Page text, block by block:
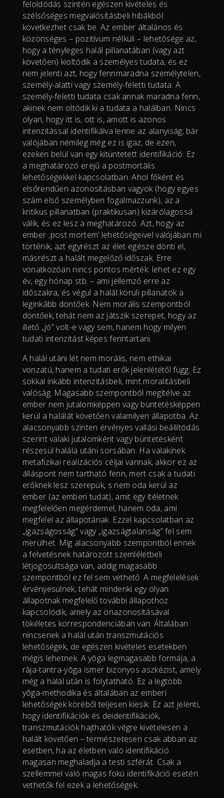
feloldódás szintén egészen kivételes és
szélsőséges megvalósításbeli hibákból
következhet csak be. Az ember általános és
közönséges – pozitívum nélküli – lehetősége az,
hogy a tényleges halál pillanatában (vagy azt
követően) kioltódik a személyes tudata, és ez
nem jelenti azt, hogy fennmaradna személytelen,
személy-alatti vagy személy-feletti tudata. A
személy-feletti tudata csak annak maradna fenn,
akinek nem oltódik ki a tudata a halálban. Nincs
olyan, hogy itt is, ott is, amott is azonos
intenzitással identifikálva lenne az alanyiság; bár
valójában némileg még ez is igaz, de ezen,
ezeken belül van egy kitüntetett identifikáció. Ez
a meghatározó erejű a postmortālis
lehetőségekkel kapcsolatban. Ahol főként és
elsőrendűen azonosításban vagyok (hogy egyes
szám első személyben fogalmazzunk), az a
kritikus pillanatban (praktikusan) kizárólagossá
válik, és ez lesz a meghatározó. Azt, hogy az
ember ‚post mortem’ lehetőségeivel valójában mi
történik, azt egyrészt az élet egésze dönti el,
másrészt a halált megelőző időszak. Erre
vonatkozóan nincs pontos mérték: lehet ez egy
év, egy hónap stb. – ami jellemző erre az
időszakra, és végül a halál körüli pillanatok a
leginkább döntőek. Nem morális szempontból
döntőek, tehát nem az játszik szerepet, hogy az
illető „jó” volt-e vagy sem, hanem hogy milyen
tudati intenzitást képes fenntartani.
A halál utáni lét nem morális, nem ethikai
vonzatú, hanem a tudati erők jelenlététől függ. Ez
sokkal inkább intenzitásbeli, mint moralitásbeli
valóság. Magasabb szempontból megítélve az
ember nem jutalomképpen vagy büntetésképpen
kerül a halálát követően valamilyen állapotba. Az
alacsonyabb szinten érvényes vallási beállítódás
szerint valaki jutalomként vagy büntetésként
részesül halála utáni sorsában. Ha valakinek
metafizikai realizációs céljai vannak, akkor ez az
álláspont nem tartható fenn, mert csak a tudati
erőknek lesz szerepük, s nem oda kerül az
ember (az emberi tudat), amit egy ítéletnek
megfelelően megérdemel, hanem oda, ami
megfelel az állapotának. Ezzel kapcsolatban az
„igazságosság” vagy „igazságtalanság” fel sem
merülhet. Míg alacsonyabb szempontból ennek
a felvetésnek határozott szemléletbeli
létjogosultsága van, addig magasabb
szempontból ez fel sem vethető. A megfelelések
érvényesülnek; tehát mindenki egy olyan
állapotnak megfelelő további állapothoz
kapcsolódik, amely az önazonosításával
tökéletes korrespondenciában van. Általában
nincsenek a halál után transzmutációs
lehetőségek, de egészen kivételes esetekben
mégis lehetnek. A yōga legmagasabb formája, a
rāja-tantra-yōga ismer bizonyos aszkézist, amely
még a halál után is folytatható. Ez a legtöbb
yōga-methodika és általában az emberi
lehetőségek köréből teljesen kiesik. Ez azt jelenti,
hogy identifikációk és deidentifikációk,
transzmutációk hajthatók végre kivételesen a
halált követően – természetesen csak abban az
esetben, ha az életben való identifikáció
magasan meghaladja a testi szférát. Csak a
szellemmel való magas fokú identifikáció esetén
vethetők fel ezek a lehetőségek.